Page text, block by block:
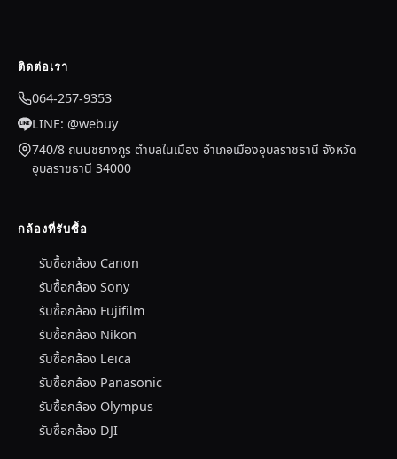
ติดต่อเรา
064-257-9353
LINE: @webuy
740/8 ถนนชยางกูร ตำบลในเมือง อำเภอเมืองอุบลราชธานี จังหวัด
อุบลราชธานี 34000
กล้องที่รับซื้อ
รับซื้อกล้อง Canon
รับซื้อกล้อง Sony
รับซื้อกล้อง Fujifilm
รับซื้อกล้อง Nikon
รับซื้อกล้อง Leica
รับซื้อกล้อง Panasonic
รับซื้อกล้อง Olympus
รับซื้อกล้อง DJI